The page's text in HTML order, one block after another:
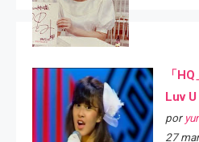
「
Luv
por
27